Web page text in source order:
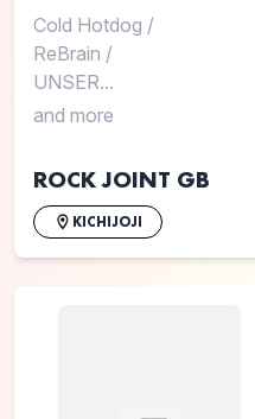
Cold Hotdog /
ReBrain /
UNSER...
and more
ROCK JOINT GB
KICHIJOJI